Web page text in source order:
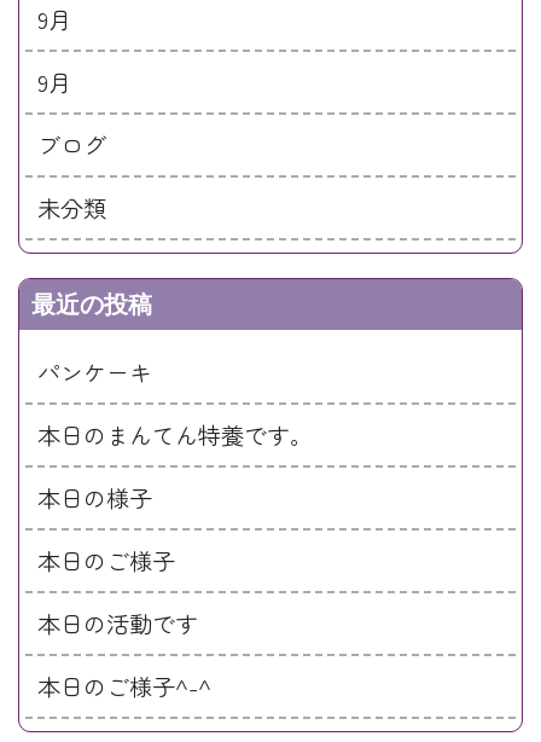
9月
9月
ブログ
未分類
最近の投稿
パンケーキ
本日のまんてん特養です。
本日の様子
本日のご様子
本日の活動です
本日のご様子^-^